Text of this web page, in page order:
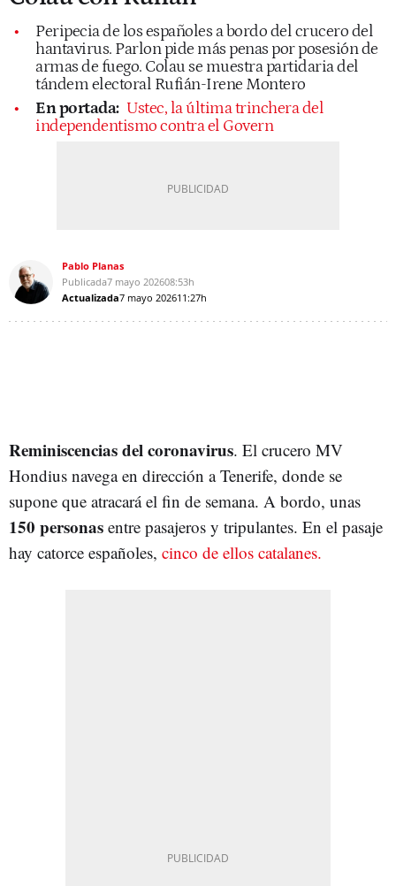
Peripecia de los españoles a bordo del crucero del
hantavirus. Parlon pide más penas por posesión de
armas de fuego. Colau se muestra partidaria del
tándem electoral Rufián-Irene Montero
En portada: Ustec, la última trinchera del
independentismo contra el Govern
Pablo Planas
Publicada7 mayo 202608:53h
Actualizada7 mayo 202611:27h
Reminiscencias del coronavirus. El crucero MV
Hondius navega en dirección a Tenerife, donde se
supone que atracará el fin de semana. A bordo, unas
150 personas entre pasajeros y tripulantes. En el pasaje
hay catorce españoles, cinco de ellos catalanes.